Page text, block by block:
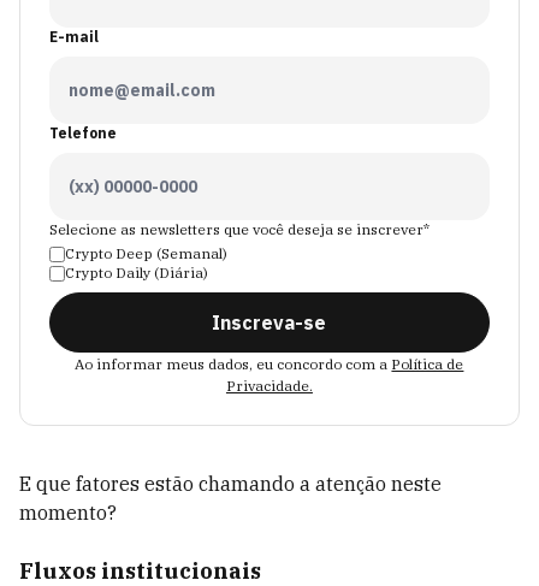
E-mail
Telefone
Selecione as newsletters que você deseja se inscrever*
Crypto Deep (Semanal)
Crypto Daily (Diária)
Inscreva-se
Ao informar meus dados, eu concordo com a Política de
Privacidade.
E que fatores estão chamando a atenção neste
momento?
Fluxos institucionais